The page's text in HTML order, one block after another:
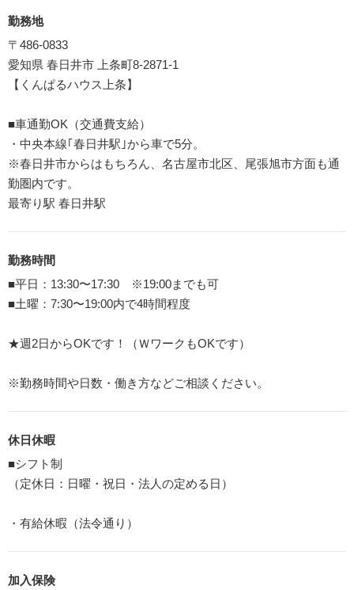
勤務地
〒486-0833
愛知県 春日井市 上条町8-2871-1
【くんぱるハウス上条】
■車通勤OK（交通費支給）
・中央本線｢春日井駅｣から車で5分。
※春日井市からはもちろん、名古屋市北区、尾張旭市方面も通
勤圏内です。
最寄り駅 春日井駅
勤務時間
■平日：13:30〜17:30 ※19:00までも可
■土曜：7:30〜19:00内で4時間程度
★週2日からOKです！（ＷワークもOKです）
※勤務時間や日数・働き方などご相談ください。
休日休暇
■シフト制
（定休日：日曜・祝日・法人の定める日）
・有給休暇（法令通り）
加入保険